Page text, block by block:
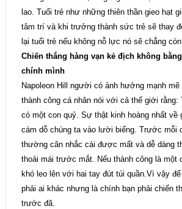
lao. Tuổi trẻ như những thiên thần gieo hạt
tâm trí và khi trưởng thành sức trẻ sẽ thay
lại tuổi trẻ nếu không nỗ lực nó sẽ chẳng
Chiến thắng hàng vạn kẻ địch không
chính mình
Napoleon Hill người có ảnh hưởng mạnh
thành công cá nhân nói với cả thế giới rằng:
có một con quỷ. Sự thật kinh hoàng nhất về
cám dỗ chúng ta vào lười biếng. Trước mỗi
thường cân nhắc cái được mất và dễ dàng
thoải mái trước mắt. Nếu thành công là một
khó leo lên với hai tay đút túi quần.Vì vậy
phải ai khác nhưng là chính bạn phải chiến
trước đã.